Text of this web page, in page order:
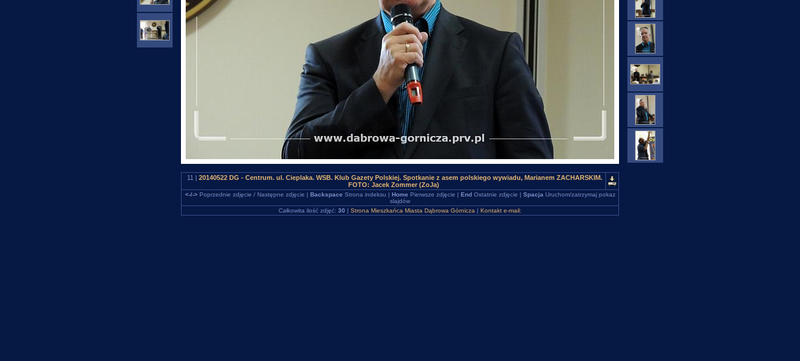
11 | 20140522 DG - Centrum. ul. Cieplaka. WSB. Klub Gazety Polskiej. Spotkanie z asem polskiego wywiadu, Marianem ZACHARSKIM.
FOTO: Jacek Zommer (ZoJa)
<-/->Poprzednie zdjęcie / Następne zdjęcie | Backspace Strona indeksu | Home Pierwsze zdjęcie | EndOstatnie zdjęcie | Spacja Uruchom/zatrzymaj pokaz
slajdów
Całkowita ilość zdjęć: 30 | Strona Mieszkańca Miasta Dąbrowa Górnicza | Kontakt e-mail: